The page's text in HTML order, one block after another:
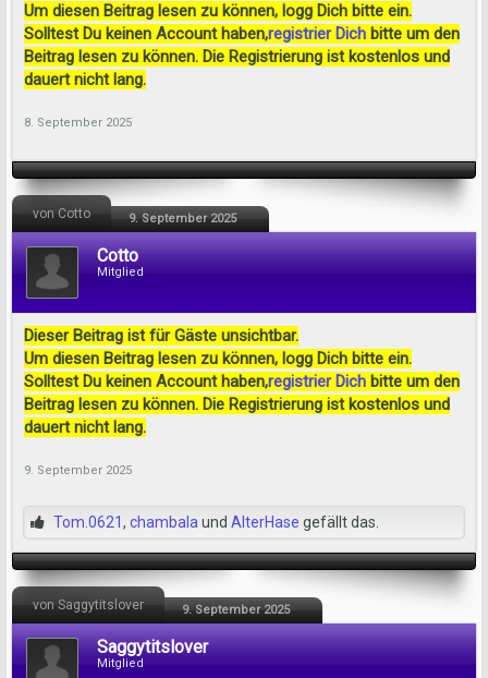
Um diesen Beitrag lesen zu können, logg Dich bitte ein.
Solltest Du keinen Account haben,registrier Dich bitte um den
Beitrag lesen zu können. Die Registrierung ist kostenlos und
dauert nicht lang.
8. September 2025
von Cotto 9. September 2025
Cotto
Mitglied
Dieser Beitrag ist für Gäste unsichtbar.
Um diesen Beitrag lesen zu können, logg Dich bitte ein.
Solltest Du keinen Account haben,registrier Dich bitte um den
Beitrag lesen zu können. Die Registrierung ist kostenlos und
dauert nicht lang.
9. September 2025
Tom.0621, chambala und AlterHase gefällt das.
von Saggytitslover 9. September 2025
Saggytitslover
Mitglied